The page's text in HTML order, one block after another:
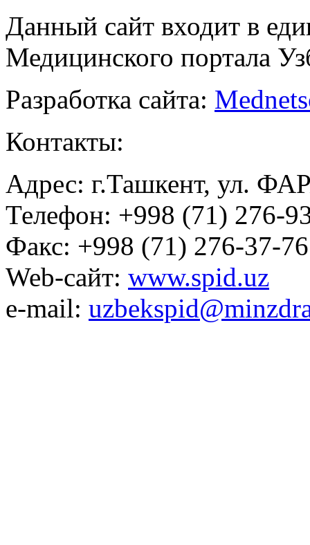
Данный сайт входит в
Медицинского портала
Разработка сайта:
Контакты:
Адрес: г.Ташкент, ул.
Телефон: +998 (71) 276-
Факс: +998 (71) 276-37-76
Web-сайт: www.spid.uz
e-mail: